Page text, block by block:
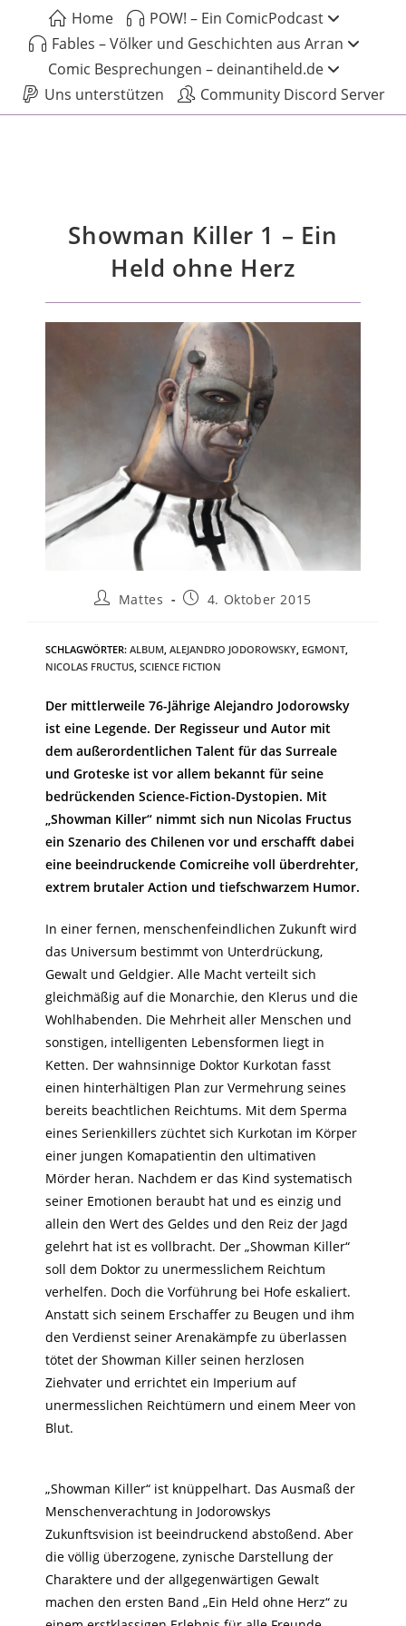
Home
POW! – Ein ComicPodcast
Fables – Völker und Geschichten aus Arran
Comic Besprechungen – deinantiheld.de
Uns unterstützen
Community Discord Server
Showman Killer 1 – Ein
Held ohne Herz
Mattes 4. Oktober 2015
SCHLAGWÖRTER: ALBUM ALEJANDRO JODOROWSKY EGMONT
NICOLAS FRUCTUS SCIENCE FICTION
Der mittlerweile 76-Jährige Alejandro Jodorowsky
ist eine Legende. Der Regisseur und Autor mit
dem außerordentlichen Talent für das Surreale
und Groteske ist vor allem bekannt für seine
bedrückenden Science-Fiction-Dystopien. Mit
„Showman Killer“ nimmt sich nun Nicolas Fructus
ein Szenario des Chilenen vor und erschafft dabei
eine beeindruckende Comicreihe voll überdrehter,
extrem brutaler Action und tiefschwarzem Humor.
In einer fernen, menschenfeindlichen Zukunft wird
das Universum bestimmt von Unterdrückung,
Gewalt und Geldgier. Alle Macht verteilt sich
gleichmäßig auf die Monarchie, den Klerus und die
Wohlhabenden. Die Mehrheit aller Menschen und
sonstigen, intelligenten Lebensformen liegt in
Ketten. Der wahnsinnige Doktor Kurkotan fasst
einen hinterhältigen Plan zur Vermehrung seines
bereits beachtlichen Reichtums. Mit dem Sperma
eines Serienkillers züchtet sich Kurkotan im Körper
einer jungen Komapatientin den ultimativen
Mörder heran. Nachdem er das Kind systematisch
seiner Emotionen beraubt hat und es einzig und
allein den Wert des Geldes und den Reiz der Jagd
gelehrt hat ist es vollbracht. Der „Showman Killer“
soll dem Doktor zu unermesslichem Reichtum
verhelfen. Doch die Vorführung bei Hofe eskaliert.
Anstatt sich seinem Erschaffer zu Beugen und ihm
den Verdienst seiner Arenakämpfe zu überlassen
tötet der Showman Killer seinen herzlosen
Ziehvater und errichtet ein Imperium auf
unermesslichen Reichtümern und einem Meer von
Blut.
„Showman Killer“ ist knüppelhart. Das Ausmaß der
Menschenverachtung in Jodorowskys
Zukunftsvision ist beeindruckend abstoßend. Aber
die völlig überzogene, zynische Darstellung der
Charaktere und der allgegenwärtigen Gewalt
machen den ersten Band „Ein Held ohne Herz“ zu